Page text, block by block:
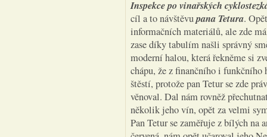
Inspekce po vinařských
cíl a to návštěvupana Tetura.
informačních materiálů, ale zde
zase díky tabulím našli správný
moderní halou, která řekněme si
chápu, že z finančního i
štěstí, protože pan Tetur se zde
věnoval. Dal nám rovněž
několik jeho vín, opět za velmi
Pan Tetur se zaměřuje z bílých na